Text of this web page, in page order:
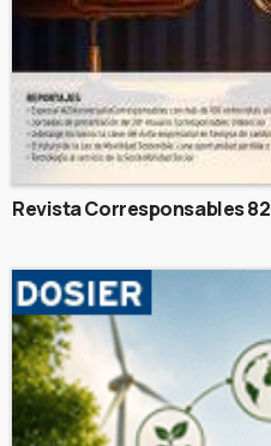
Revista Corresponsables 82